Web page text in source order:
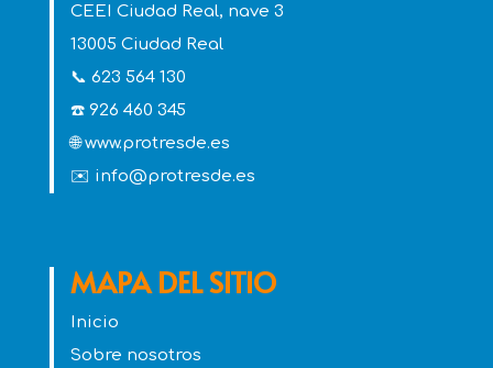
CEEI Ciudad Real, nave 3
13005 Ciudad Real
📞 623 564 130
☎️ 926 460 345
🌐 www.protresde.es
✉️ info@protresde.es
MAPA DEL SITIO
Inicio
Sobre nosotros